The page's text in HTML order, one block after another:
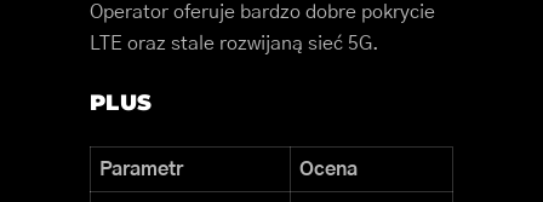
Operator oferuje bardzo dobre pokrycie
LTE oraz stale rozwijaną sieć 5G.
PLUS
Parametr Ocena